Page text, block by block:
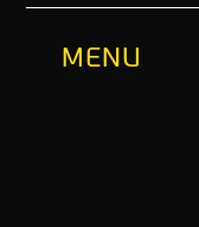
MENU